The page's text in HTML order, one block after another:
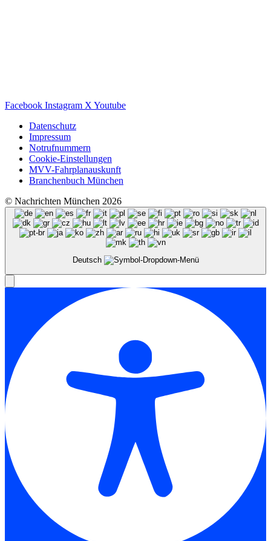
Facebook Instagram X Youtube
Datenschutz
Impressum
Notrufnummern
Cookie-Einstellungen
MVV-Fahrplanauskunft
Branchenbuch München
© Nachrichten München 2026
Deutsch